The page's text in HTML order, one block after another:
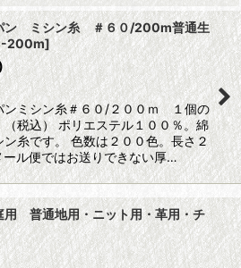
ン ミシン糸 ＃６０/200m普通生
200m]
ンミシン糸＃６０/２００ｍ １個の
（税込） ポリエステル１００％。綿
ン糸です。 色数は２００色。長さ２
ール便ではお送りできない厚…
用 普通地用・ニット用・革用・チ